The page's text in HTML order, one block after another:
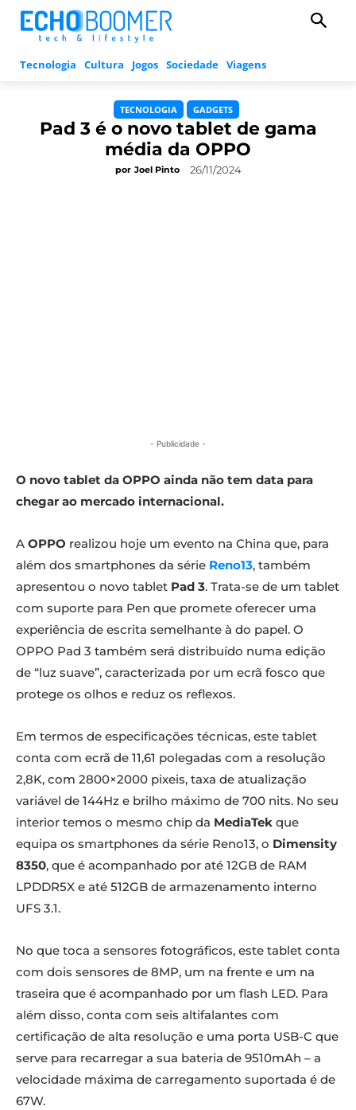
Tecnologia Cultura Jogos Sociedade Viagens
TECNOLOGIA GADGETS
Pad 3 é o novo tablet de gama
média da OPPO
por Joel Pinto 26/11/2024
- Publicidade -
O novo tablet da OPPO ainda não tem data para
chegar ao mercado internacional.
A OPPO realizou hoje um evento na China que, para
além dos smartphones da série Reno13, também
apresentou o novo tablet Pad 3. Trata-se de um tablet
com suporte para Pen que promete oferecer uma
experiência de escrita semelhante à do papel. O
OPPO Pad 3 também será distribuído numa edição
de “luz suave”, caracterizada por um ecrã fosco que
protege os olhos e reduz os reflexos.
Em termos de especificações técnicas, este tablet
conta com ecrã de 11,61 polegadas com a resolução
2,8K, com 2800×2000 pixeis, taxa de atualização
variável de 144Hz e brilho máximo de 700 nits. No seu
interior temos o mesmo chip da MediaTek que
equipa os smartphones da série Reno13, o Dimensity
8350, que é acompanhado por até 12GB de RAM
LPDDR5X e até 512GB de armazenamento interno
UFS 3.1.
No que toca a sensores fotográficos, este tablet conta
com dois sensores de 8MP, um na frente e um na
traseira que é acompanhado por um flash LED. Para
além disso, conta com seis altifalantes com
certificação de alta resolução e uma porta USB-C que
serve para recarregar a sua bateria de 9510mAh – a
velocidade máxima de carregamento suportada é de
67W.